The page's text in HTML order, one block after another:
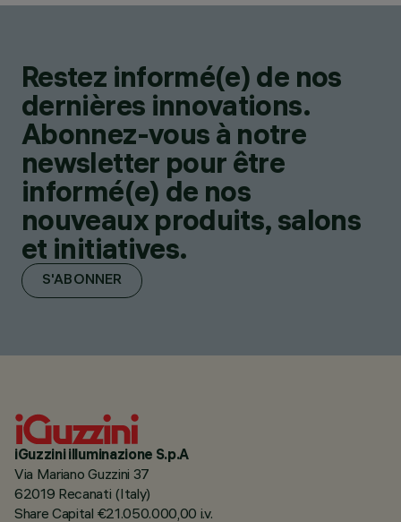
Restez informé(e) de nos
dernières innovations.
Abonnez-vous à notre
newsletter pour être
informé(e) de nos
nouveaux produits, salons
et initiatives.
S'ABONNER
iGuzzini illuminazione S.p.A
Via Mariano Guzzini 37
62019 Recanati (Italy)
Share Capital €21.050.000,00 i.v.